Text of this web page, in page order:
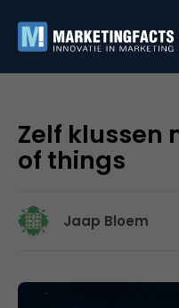
Zelf klussen
of things
Jaap Bloem